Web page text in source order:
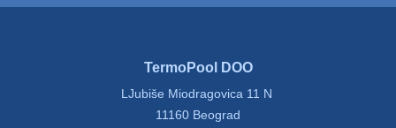
TermoPool DOO
LJubiše Miodragovica 11 N
11160 Beograd